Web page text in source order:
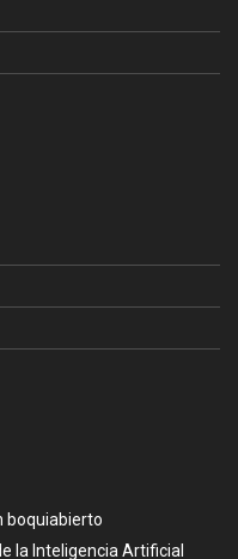
boquiabierto
la Inteligencia Artificial